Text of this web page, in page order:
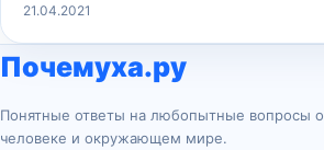
21.04.2021
Почемуха.ру
Понятные ответы на любопытные вопросы о
человеке и окружающем мире.